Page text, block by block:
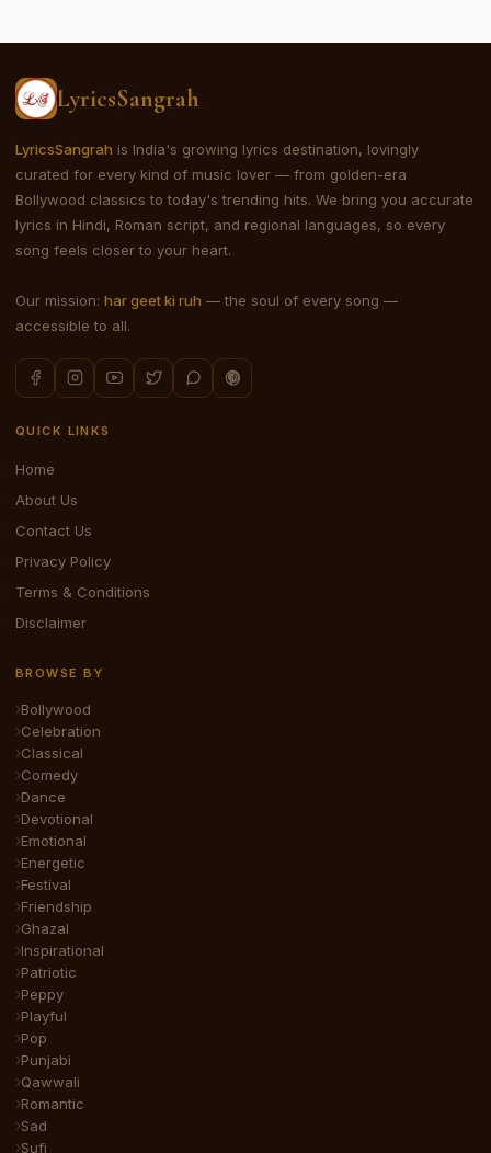
LyricsSangrah
LyricsSangrah is India's growing lyrics destination, lovingly
curated for every kind of music lover — from golden-era
Bollywood classics to today's trending hits. We bring you accurate
lyrics in Hindi, Roman script, and regional languages, so every
song feels closer to your heart.
Our mission: har geet ki ruh — the soul of every song —
accessible to all.
QUICK LINKS
Home
About Us
Contact Us
Privacy Policy
Terms & Conditions
Disclaimer
BROWSE BY
Bollywood
Celebration
Classical
Comedy
Dance
Devotional
Emotional
Energetic
Festival
Friendship
Ghazal
Inspirational
Patriotic
Peppy
Playful
Pop
Punjabi
Qawwali
Romantic
Sad
Sufi